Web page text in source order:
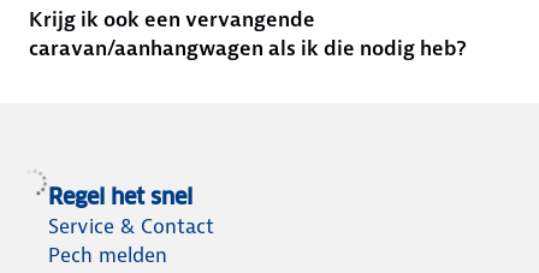
Krijg ik ook een vervangende
caravan/aanhangwagen als ik die nodig heb?
Regel het snel
Service & Contact
Pech melden